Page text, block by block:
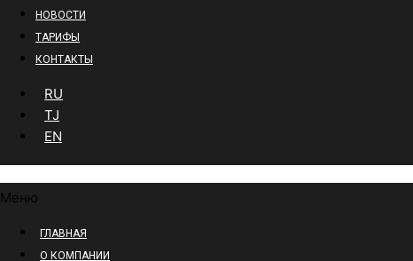
НОВОСТИ
ТАРИФЫ
КОНТАКТЫ
RU
TJ
EN
Меню
ГЛАВНАЯ
О КОМПАНИИ